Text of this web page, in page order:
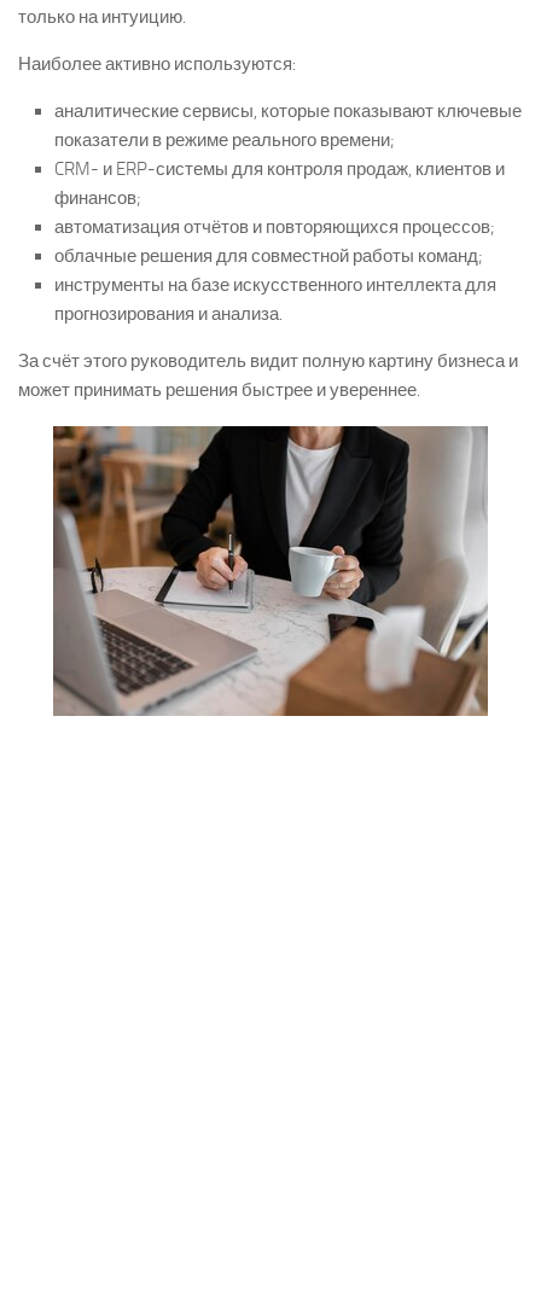
только на интуицию.
Наиболее активно используются:
аналитические сервисы, которые показывают ключевые
показатели в режиме реального времени;
CRM- и ERP-системы для контроля продаж, клиентов и
финансов;
автоматизация отчётов и повторяющихся процессов;
облачные решения для совместной работы команд;
инструменты на базе искусственного интеллекта для
прогнозирования и анализа.
За счёт этого руководитель видит полную картину бизнеса и
может принимать решения быстрее и увереннее.